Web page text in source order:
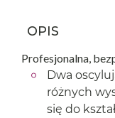
OPIS
Profesjonalna,
Dwa
różnych
się do